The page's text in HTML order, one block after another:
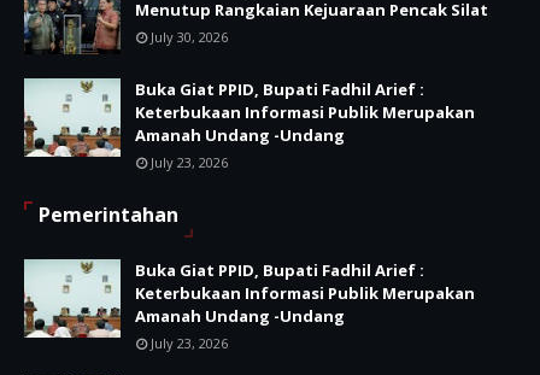
Menutup Rangkaian Kejuaraan Pencak Silat
July 30, 2026
Buka Giat PPID, Bupati Fadhil Arief :
Keterbukaan Informasi Publik Merupakan
Amanah Undang -Undang
July 23, 2026
Pemerintahan
Buka Giat PPID, Bupati Fadhil Arief :
Keterbukaan Informasi Publik Merupakan
Amanah Undang -Undang
July 23, 2026